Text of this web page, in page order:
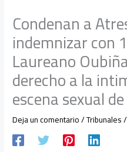
Condenan a
indemnizar con
Laureano
derecho a la
escena sexual
Deja un comentario/Tribunales